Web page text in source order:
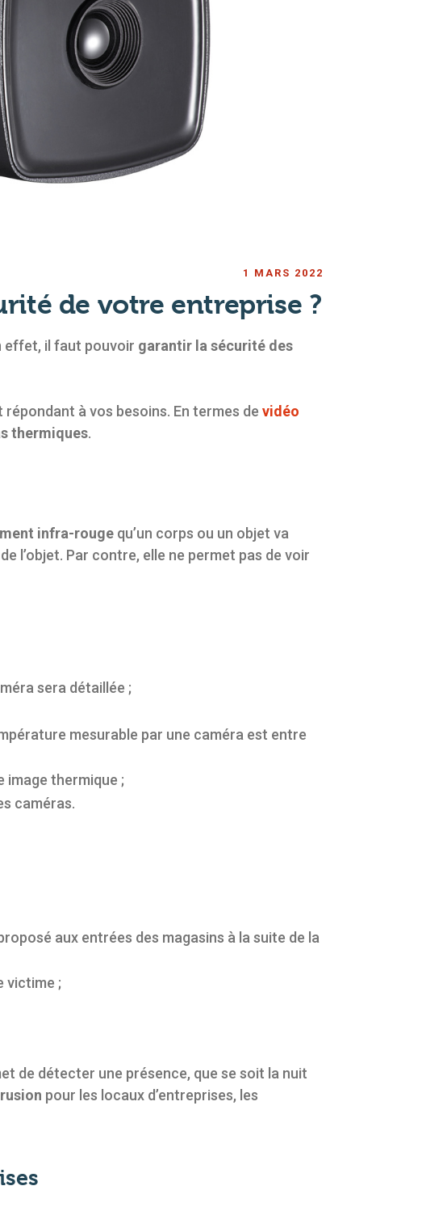
1 MARS 2022
de votre entreprise ?
effet, il faut pouvoir garantir la sécurité des
répondant à vos besoins. En termes de vidéo
thermiques.
infra-rouge qu’un corps ou un objet va
l’objet. Par contre, elle ne permet pas de voir
sera détaillée ;
mesurable par une caméra est entre
image thermique ;
caméras.
aux entrées des magasins à la suite de la
victime ;
de détecter une présence, que se soit la nuit
pour les locaux d’entreprises, les